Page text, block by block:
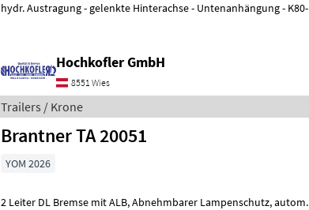
hydr. Austragung - gelenkte Hinterachse - Untenanhängung - K80-
Hochkofler GmbH
8551 Wies
Trailers / Krone
Brantner TA 20051
YOM 2026
2 Leiter DL Bremse mit ALB, Abnehmbarer Lampenschutz, autom.